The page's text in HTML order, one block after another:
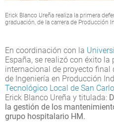
Erick Blanco Ureña realiza la primera
graduación, de la carrera de Producción
En coordinación con la
España, se realizó con éxito la
internacional de proyecto final
de Ingeniería en Producción
Tecnológico Local de San
Erick Blanco Ureña y titulada:
la gestión de los
grupo hospitalario HM.